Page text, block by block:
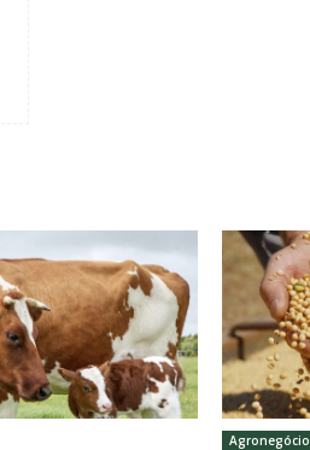
Agronegócio